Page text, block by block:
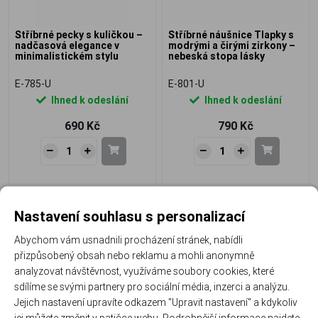
Stříbrné pecky s kuličkou –
nadčasová elegance v
minimalistickém stylu
E-785-U
Ihned k odeslání
690 Kč
Stříbrné náušnice Tlapky s
modrými a čirými zirkony –
nebeská stopa lásky
E-801-U
Ihned k odeslání
790 Kč
Stříbrné náušnice Tlapky se
Stříbrné náušnice Modrý
Nastavení souhlasu s personalizací
Abychom vám usnadnili procházení stránek, nabídli
přizpůsobený obsah nebo reklamu a mohli anonymně
analyzovat návštěvnost, využíváme soubory cookies, které
sdílíme se svými partnery pro sociální média, inzerci a analýzu.
Jejich nastavení upravíte odkazem "Upravit nastavení" a kdykoliv